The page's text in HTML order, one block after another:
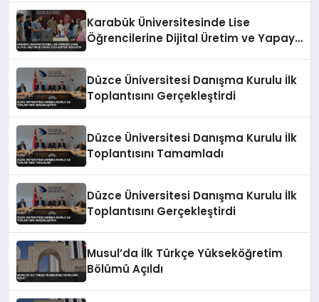
Karabük Üniversitesinde Lise
Öğrencilerine Dijital Üretim ve Yapay
Düzce Üniversitesi Danışma Kurulu İlk
Toplantısını Gerçekleştirdi
Düzce Üniversitesi Danışma Kurulu İlk
Toplantısını Tamamladı
Düzce Üniversitesi Danışma Kurulu İlk
Toplantısını Gerçekleştirdi
Musul’da İlk Türkçe Yükseköğretim
Bölümü Açıldı